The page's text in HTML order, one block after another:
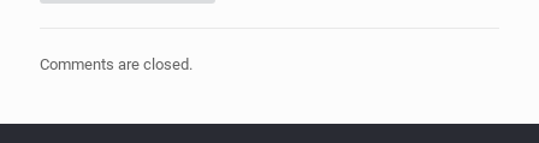
Comments are closed.